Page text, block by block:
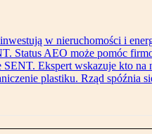
w nieruchomości i
Status AEO może pomóc
Ekspert wskazuje kto na
plastiku. Rząd spóźnia